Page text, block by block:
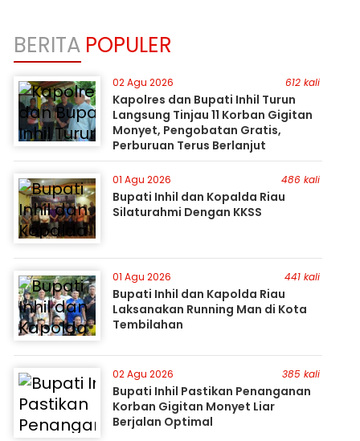
BERITA POPULER
02 Agu 2026 612 kali
Kapolres dan Bupati Inhil Turun
Langsung Tinjau 11 Korban Gigitan
Monyet, Pengobatan Gratis,
Perburuan Terus Berlanjut
01 Agu 2026 486 kali
Bupati Inhil dan Kopalda Riau
Silaturahmi Dengan KKSS
01 Agu 2026 441 kali
Bupati Inhil dan Kapolda Riau
Laksanakan Running Man di Kota
Tembilahan
02 Agu 2026 385 kali
Bupati Inhil Pastikan Penanganan
Korban Gigitan Monyet Liar
Berjalan Optimal